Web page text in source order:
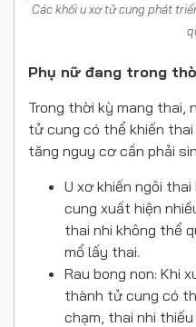
Các khối u xơ tử cung phát
Phụ nữ đang trong
Trong thời kỳ mang thai,
tử cung có thể khiến
tăng nguy cơ cần phải
U xơ khiến ngôi
cung xuất hiện
thai nhi không thể
mổ lấy thai.
Rau bong non: Khi
thành tử cung có
chạm, thai nhi